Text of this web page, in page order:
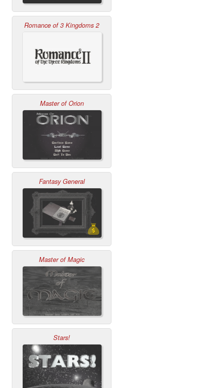
Romance of 3 Kingdoms 2
Master of Orion
Fantasy General
Master of Magic
Stars!